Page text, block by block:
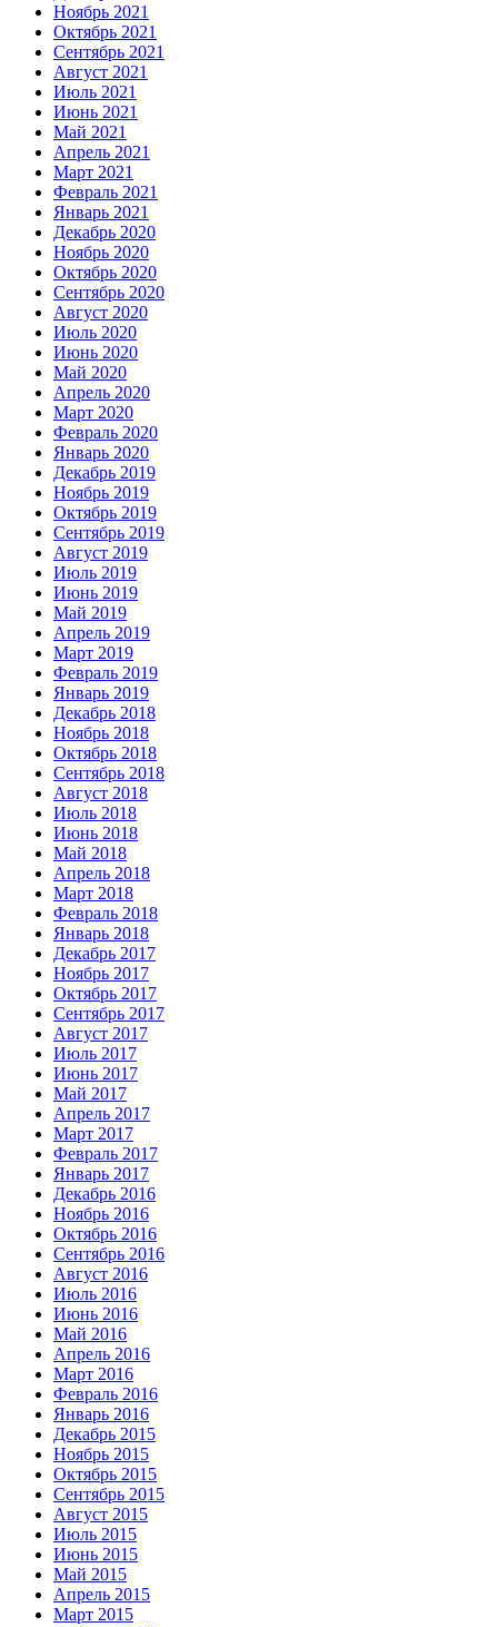
Ноябрь 2021
Октябрь 2021
Сентябрь 2021
Август 2021
Июль 2021
Июнь 2021
Май 2021
Апрель 2021
Март 2021
Февраль 2021
Январь 2021
Декабрь 2020
Ноябрь 2020
Октябрь 2020
Сентябрь 2020
Август 2020
Июль 2020
Июнь 2020
Май 2020
Апрель 2020
Март 2020
Февраль 2020
Январь 2020
Декабрь 2019
Ноябрь 2019
Октябрь 2019
Сентябрь 2019
Август 2019
Июль 2019
Июнь 2019
Май 2019
Апрель 2019
Март 2019
Февраль 2019
Январь 2019
Декабрь 2018
Ноябрь 2018
Октябрь 2018
Сентябрь 2018
Август 2018
Июль 2018
Июнь 2018
Май 2018
Апрель 2018
Март 2018
Февраль 2018
Январь 2018
Декабрь 2017
Ноябрь 2017
Октябрь 2017
Сентябрь 2017
Август 2017
Июль 2017
Июнь 2017
Май 2017
Апрель 2017
Март 2017
Февраль 2017
Январь 2017
Декабрь 2016
Ноябрь 2016
Октябрь 2016
Сентябрь 2016
Август 2016
Июль 2016
Июнь 2016
Май 2016
Апрель 2016
Март 2016
Февраль 2016
Январь 2016
Декабрь 2015
Ноябрь 2015
Октябрь 2015
Сентябрь 2015
Август 2015
Июль 2015
Июнь 2015
Май 2015
Апрель 2015
Март 2015